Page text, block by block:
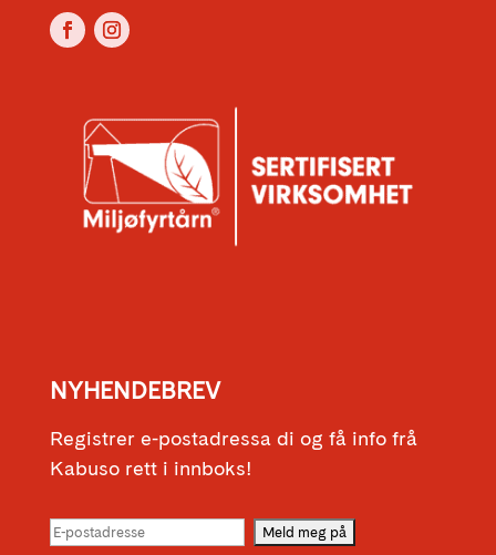
NYHENDEBREV
Registrer e-postadressa di og få info frå
Kabuso rett i innboks!